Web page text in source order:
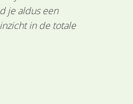
je aldus een
in de totale